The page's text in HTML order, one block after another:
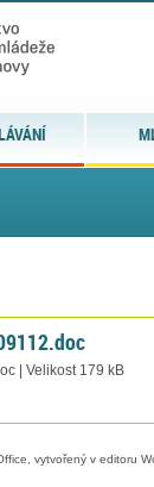
| Velikost 179 kB
vytvořený v editoru